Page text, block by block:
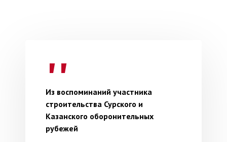
Из воспоминаний участника
строительства Сурского и
Казанского оборонительных
рубежей